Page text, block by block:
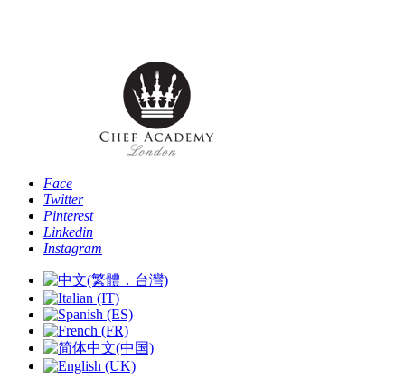
Face
Twitter
Pinterest
Linkedin
Instagram